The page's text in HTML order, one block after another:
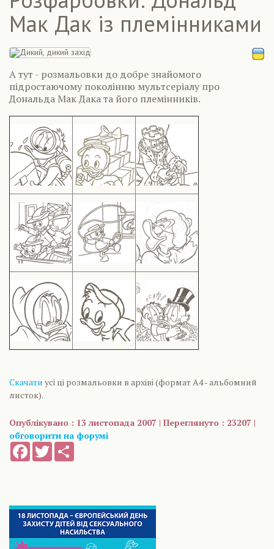
Мак Дак із племінниками
А тут - розмальовки до добре знайомого
підростаючому поколінню мультсеріалу про
Дональда Мак Дака та його племінників.
Скачати усі ці розмальовки в архіві (формат А4 - альбомний
листок).
Опублікувано : 13 листопада 2007 | Переглянуто : 23207 |
обговорити на форумі
FacebookTwitter